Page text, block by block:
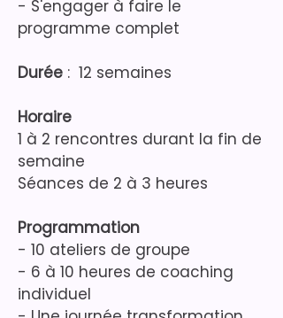
- S'engager à faire le
programme complet
Durée : 12 semaines
Horaire
1 à 2 rencontres durant la fin de
semaine
Séances de 2 à 3 heures
Programmation
- 10 ateliers de groupe
- 6 à 10 heures de coaching
individuel